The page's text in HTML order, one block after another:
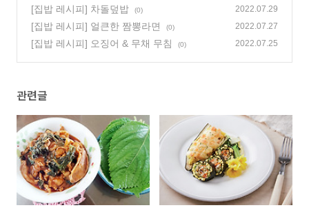
구이 & 가지 탕수육
(0)
[집밥 레시피] 차돌덮밥 (0) 2022.07.29
[집밥 레시피] 얼큰한 짬뽕라면 (0) 2022.07.27
[집밥 레시피] 오징어 & 무채 무침 (0) 2022.07.25
관련글